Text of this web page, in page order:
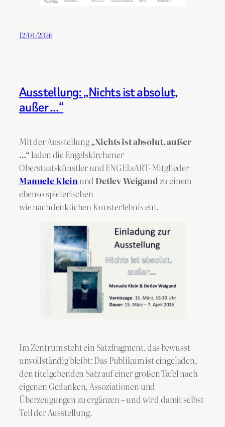
12/04/2026
Ausstellung: „Nichts ist absolut,
außer …“
Mit der Ausstellung„Nichts ist absolut, außer
…“ laden die Engelskirchener
Oberstaatskünstler und ENGELsART-Mitglieder
Manuele Klein und Detlev Weigand zu einem
ebenso spielerischen
wie nachdenklichen Kunsterlebnis ein.
Im Zentrum steht ein Satzfragment, das bewusst
unvollständig bleibt: Das Publikum ist eingeladen,
den titelgebenden Satz auf einer großen Tafel nach
eigenen Gedanken, Assoziationen und
Überzeugungen zu ergänzen – und wird damit selbst
Teil der Ausstellung.